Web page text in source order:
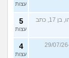
עצות
(סתם מישהו, בן 17, כתב
5
עצות
(אנונימי, בן 20, כתב ב-29/07/26
4
עצות